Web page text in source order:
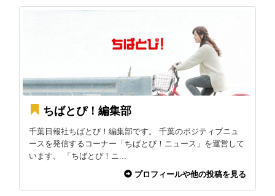
ちばとぴ！編集部
千葉日報社ちばとぴ！編集部です。 千葉のポジティブニュ
ースを発信するコーナー「ちばとぴ！ニュース」を運営して
います。 「ちばとぴ！ニ...
プロフィールや他の投稿を見る